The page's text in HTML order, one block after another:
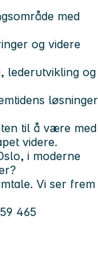
med
og videre
lederutvikling og
løsninger
til å være med
videre.
i moderne
Vi ser frem
465